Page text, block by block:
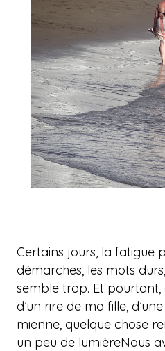
Certains jours, la fatigue
démarches, les mots
semble trop. Et pourtant,
d’un rire de ma fille,
mienne, quelque chose
un peu de lumièreNous